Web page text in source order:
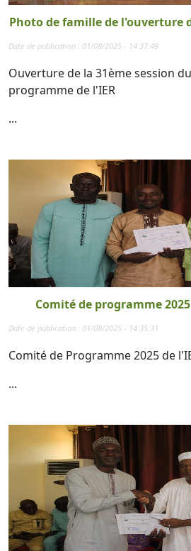
Photo de famille de l'ouverture
Date de publication : 01/08/2025 - 14:37:49
Ouverture de la 31ème session
programme de l'IER
...
Comité de programme
Date de publication : 01/08/2025 - 14:35:31
Comité de Programme 2025 de
...